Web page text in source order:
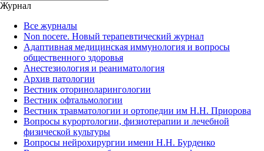
Журнал
Все журналы
Non nocere. Новый терапевтический журнал
Адаптивная медицинская иммунология и вопросы
общественного здоровья
Анестезиология и реаниматология
Архив патологии
Вестник оториноларингологии
Вестник офтальмологии
Вестник травматологии и ортопедии им Н.Н. Приорова
Вопросы курортологии, физиотерапии и лечебной
физической культуры
Вопросы нейрохирургии имени Н.Н. Бурденко